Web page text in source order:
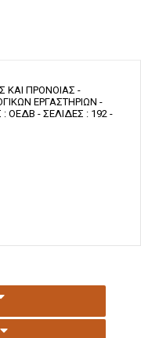
ΚΑΙ ΠΡΟΝΟΙΑΣ -
ΕΡΓΑΣΤΗΡΙΩΝ -
ΟΕΔΒ - ΣΕΛΙΔΕΣ : 192 -